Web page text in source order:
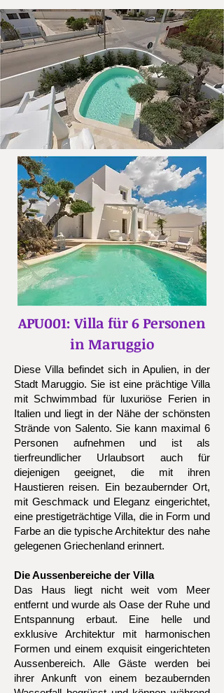
APU001: Villa für 6 Personen
in Maruggio
Diese Villa befindet sich in Apulien, in der
Stadt Maruggio. Sie ist eine prächtige Villa
mit Schwimmbad für luxuriöse Ferien in
Italien und liegt in der Nähe der schönsten
Strände von Salento. Sie kann maximal 6
Personen aufnehmen und ist als
tierfreundlicher Urlaubsort auch für
diejenigen geeignet, die mit ihren
Haustieren reisen. Ein bezaubernder Ort,
mit Geschmack und Eleganz eingerichtet,
eine prestigeträchtige Villa, die in Form und
Farbe an die typische Architektur des nahe
gelegenen Griechenland erinnert.
Die Aussenbereiche der Villa
Das Haus liegt nicht weit vom Meer
entfernt und wurde als Oase der Ruhe und
Entspannung erbaut. Eine helle und
exklusive Architektur mit harmonischen
Formen und einem exquisit eingerichteten
Aussenbereich. Alle Gäste werden bei
ihrer Ankunft von einem bezaubernden